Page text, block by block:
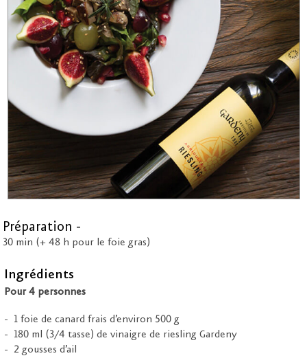
Préparation -
30 min (+ 48 h pour le foie gras)
Ingrédients
Pour 4 personnes
1 foie de canard frais d’environ 500 g
180 ml (3/4 tasse) de vinaigre de riesling Gardeny
2 gousses d’ail